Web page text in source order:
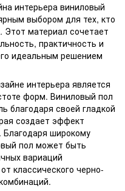
интерьера виниловый
выбором для тех, кто
материал сочетает
практичность и
идеальным решением
интерьера является
форм. Виниловый пол
благодаря своей гладкой
создает эффект
широкому
пол может быть
вариаций
классического черно-